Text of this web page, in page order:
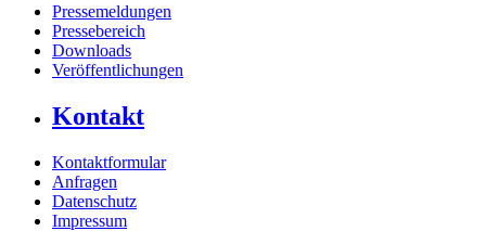
Pressemeldungen
Pressebereich
Downloads
Veröffentlichungen
Kontakt
Kontaktformular
Anfragen
Datenschutz
Impressum